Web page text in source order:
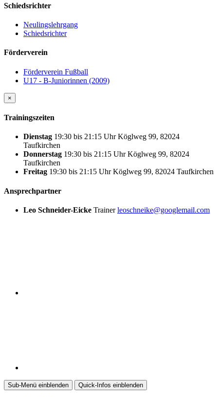
Schiedsrichter
Neulingslehrgang
Schiedsrichter
Förderverein
Förderverein Fußball
U17 - B-Juniorinnen (2009)
×
Trainingszeiten
Dienstag 19:30 bis 21:15 UhrKöglweg 99, 82024
Taufkirchen
Donnerstag 19:30 bis 21:15 UhrKöglweg 99, 82024
Taufkirchen
Freitag 19:30 bis 21:15 UhrKöglweg 99, 82024 Taufkirchen
Ansprechpartner
Leo Schneider-Eicke Trainerleoschneike@googlemail.com
Sub-Menü einblenden Quick-Infos einblenden